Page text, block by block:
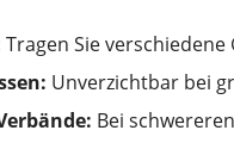
Tragen Sie
Unverzichtbar bei
Bei